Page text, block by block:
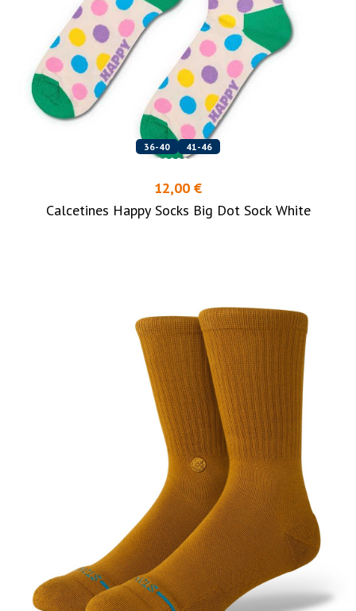
36-40 41-46
12,00 €
Calcetines Happy Socks Big Dot Sock White